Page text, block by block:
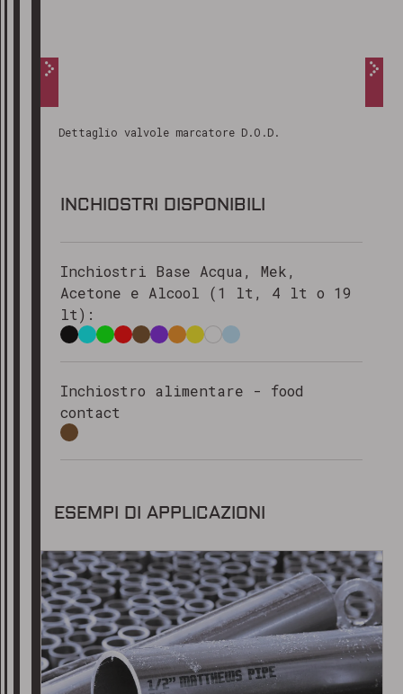
Dettaglio valvole marcatore D.O.D.
INCHIOSTRI DISPONIBILI
Inchiostri Base Acqua, Mek,
Acetone e Alcool (1 lt, 4 lt o 19
lt):
Inchiostro alimentare - food
contact
ESEMPI DI APPLICAZIONI